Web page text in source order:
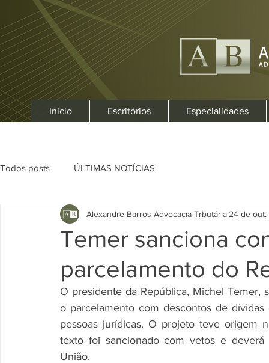
Início Escritórios Especialidades
Todos posts ÚLTIMAS NOTÍCIAS
Temer sanciona
parcelamento do
Alexandre Barros Advocacia Trbutária 24 de out.
O presidente da República, Michel
o parcelamento com descontos de
pessoas jurídicas. O projeto teve origem
texto foi sancionado com vetos e
União.